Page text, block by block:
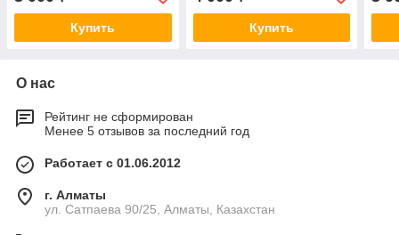
Купить Купить
О нас
Рейтинг не сформирован
Менее 5 отзывов за последний год
Работает с 01.06.2012
г. Алматы
ул. Сатпаева 90/25, Алматы, Казахстан